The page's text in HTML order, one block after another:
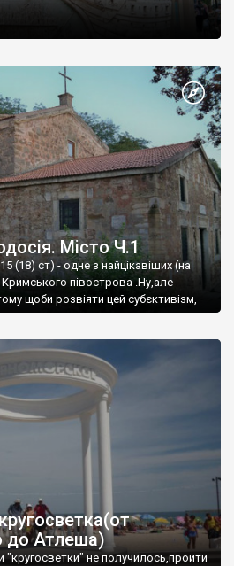
Місто Ч.1
(18) ст) - одне з найцікавіших (на
півострова .Ну,але
щоби розвіяти цей субєктивізм,
до Атлеша)
не получилось,пройти